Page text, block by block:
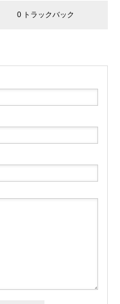
0 トラックバック